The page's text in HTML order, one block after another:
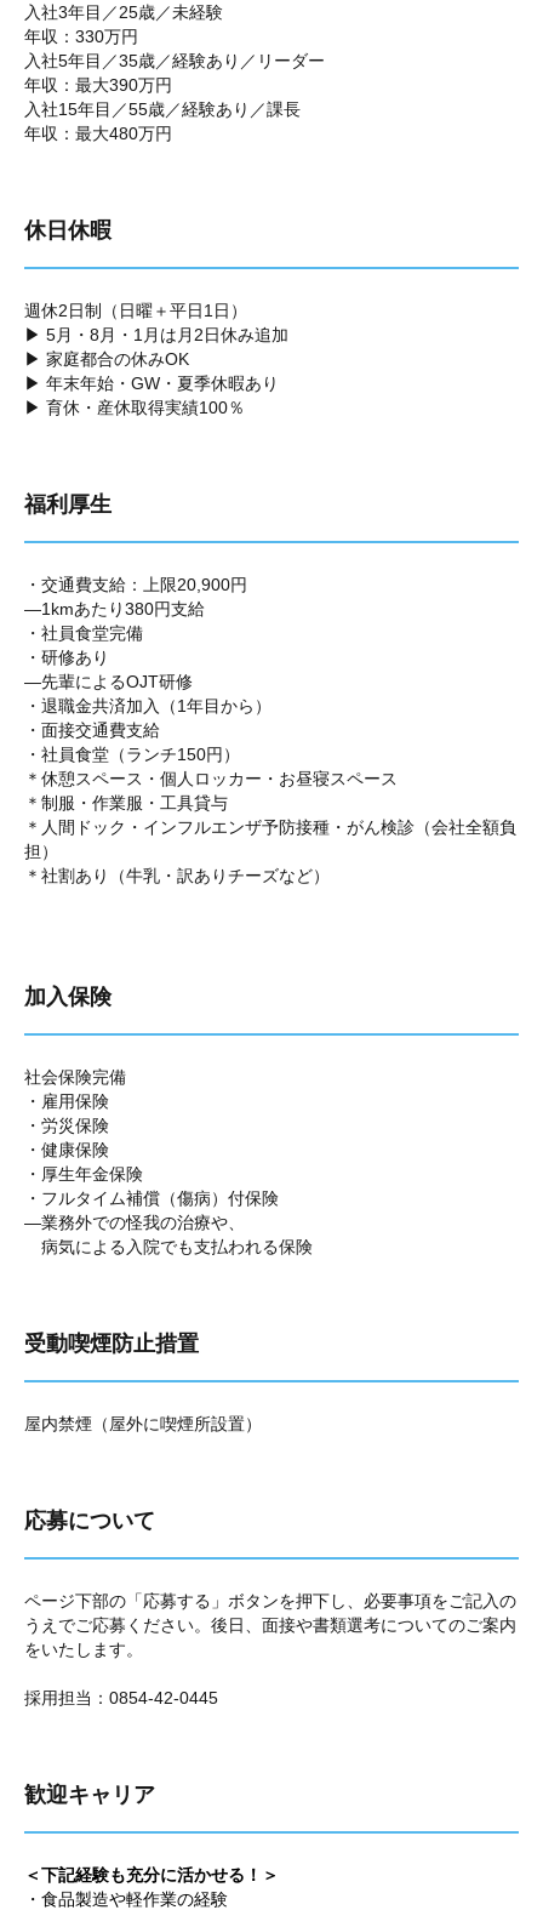
入社3年目／25歳／未経験
年収：330万円
入社5年目／35歳／経験あり／リーダー
年収：最大390万円
入社15年目／55歳／経験あり／課長
年収：最大480万円
休日休暇
週休2日制（日曜＋平日1日）
▶ 5月・8月・1月は月2日休み追加
▶ 家庭都合の休みOK
▶ 年末年始・GW・夏季休暇あり
▶ 育休・産休取得実績100％
福利厚生
・交通費支給：上限20,900円
―1kmあたり380円支給
・社員食堂完備
・研修あり
―先輩によるOJT研修
・退職金共済加入（1年目から）
・面接交通費支給
・社員食堂（ランチ150円）
＊休憩スペース・個人ロッカー・お昼寝スペース
＊制服・作業服・工具貸与
＊人間ドック・インフルエンザ予防接種・がん検診（会社全額負
担）
＊社割あり（牛乳・訳ありチーズなど）
加入保険
社会保険完備
・雇用保険
・労災保険
・健康保険
・厚生年金保険
・フルタイム補償（傷病）付保険
―業務外での怪我の治療や、
病気による入院でも支払われる保険
受動喫煙防止措置
屋内禁煙（屋外に喫煙所設置）
応募について
ページ下部の「応募する」ボタンを押下し、必要事項をご記入の
うえでご応募ください。後日、面接や書類選考についてのご案内
をいたします。
採用担当：0854-42-0445
歓迎キャリア
＜下記経験も充分に活かせる！＞
・食品製造や軽作業の経験